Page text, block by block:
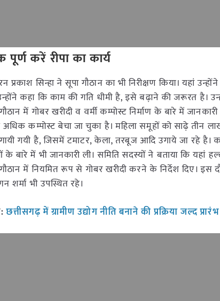
पूर्ण करें रीपा का कार्य
प्रकाश सिन्हा ने सूपा गौठान का भी निरीक्षण किया। यहां
कहा कि काम की गति धीमी है, इसे बढ़ाने की जरूरत है।
में गोबर खरीदी व वर्मी कम्पोस्ट निर्माण के बारे में
कम्पोस्ट बेचा जा चुका है। महिला समूहों को साढ़े तीन
गयी है, जिसमें टमाटर, केला, तरबूज आदि उगाये जा रहे है।
के बारे में भी जानकारी ली। समिति सदस्यों ने बताया कि यहां
में नियमित रूप से गोबर खरीदी करने के निर्देश दिए। इस
शर्मा भी उपस्थित रहे।
छत्तीसगढ़ में ग्रामीण उद्योग नीति बनाने की प्रक्रिया जल्द